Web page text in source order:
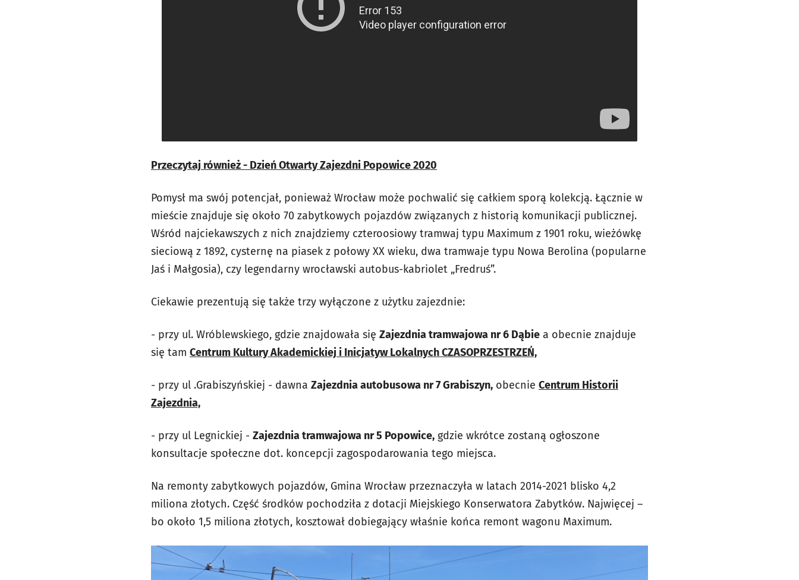
Przeczytaj również - Dzień Otwarty Zajezdni Popowice 2020
Pomysł ma swój potencjał, ponieważ Wrocław może pochwalić się całkiem sporą kolekcją. Łącznie w
mieście znajduje się około 70 zabytkowych pojazdów związanych z historią komunikacji publicznej.
Wśród najciekawszych z nich znajdziemy czteroosiowy tramwaj typu Maximum z 1901 roku, wieżówkę
sieciową z 1892, cysternę na piasek z połowy XX wieku, dwa tramwaje typu Nowa Berolina (popularne
Jaś i Małgosia), czy legendarny wrocławski autobus-kabriolet „Fredruś”.
Ciekawie prezentują się także trzy wyłączone z użytku zajezdnie:
- przy ul. Wróblewskiego, gdzie znajdowała się Zajezdnia tramwajowa nr 6 Dąbie a obecnie znajduje
się tam Centrum Kultury Akademickiej i Inicjatyw Lokalnych CZASOPRZESTRZEŃ,
- przy ul .Grabiszyńskiej - dawna Zajezdnia autobusowa nr 7 Grabiszyn, obecnie Centrum Historii
Zajezdnia,
- przy ul Legnickiej - Zajezdnia tramwajowa nr 5 Popowice, gdzie wkrótce zostaną ogłoszone
konsultacje społeczne dot. koncepcji zagospodarowania tego miejsca.
Na remonty zabytkowych pojazdów, Gmina Wrocław przeznaczyła w latach 2014-2021 blisko 4,2
miliona złotych. Część środków pochodziła z dotacji Miejskiego Konserwatora Zabytków. Najwięcej –
bo około 1,5 miliona złotych, kosztował dobiegający właśnie końca remont wagonu Maximum.